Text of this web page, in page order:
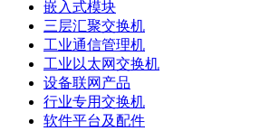
嵌入式模块
三层汇聚交换机
工业通信管理机
工业以太网交换机
设备联网产品
行业专用交换机
软件平台及配件